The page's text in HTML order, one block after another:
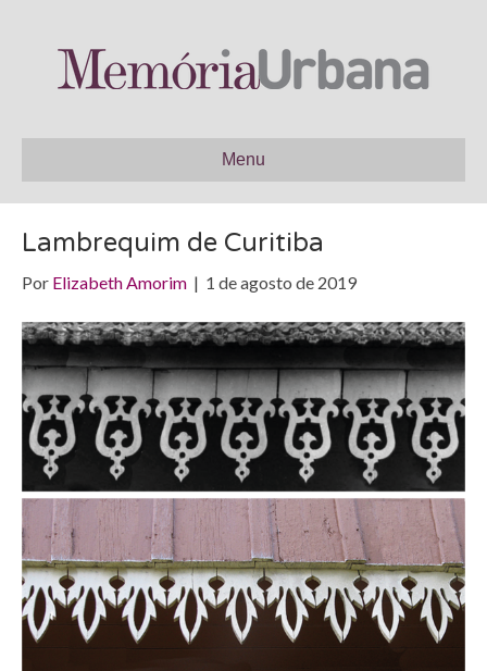
Menu
Lambrequim de Curitiba
Por Elizabeth Amorim | 1 de agosto de 2019